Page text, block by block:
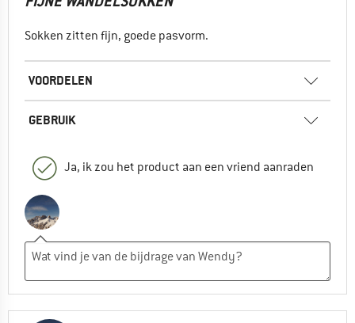
Sokken zitten fijn, goede pasvorm.
VOORDELEN
GEBRUIK
Ja, ik zou het product aan een vriend aanraden